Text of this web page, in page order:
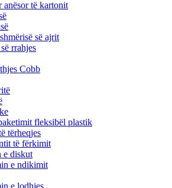
anësor të kartonit
së ajrit
rrahjes
Cobb
fleksibël plastik
tërheqjes
të fërkimit
e diskut
e ndikimit
e lodhjes